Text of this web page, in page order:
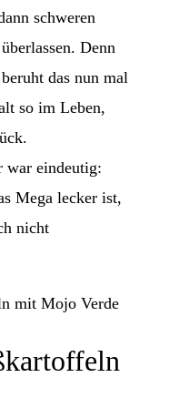
schweren
Denn
das nun mal
so im Leben,
war eindeutig:
Mega lecker ist,
nicht